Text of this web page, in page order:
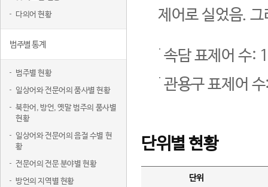
다의어 현황
범주별 통계
범주별 현황
일상어와 전문어의 품사별 현황
북한어, 방언, 옛말 범주의 품사별
현황
일상어와 전문어의 음절 수별 현
황
전문어의 전문 분야별 현황
방언의 지역별 현황
제어로 실었음.
속담 표제어 수:
관용구 표제어
단위별 현황
단위